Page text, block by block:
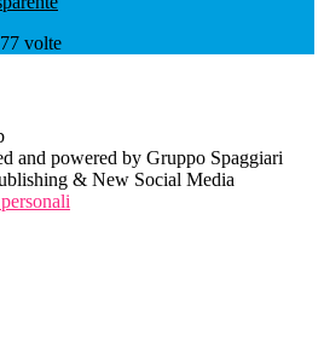
volte
and powered by Gruppo Spaggiari
& New Social Media